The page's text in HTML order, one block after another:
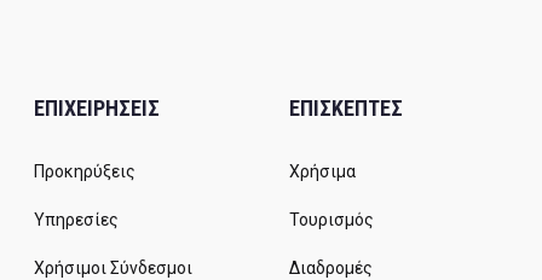
ΕΠΙΧΕΙΡΗΣΕΙΣ
Προκηρύξεις
Υπηρεσίες
Χρήσιμοι Σύνδεσμοι
ΕΠΙΣΚΕΠΤΕΣ
Χρήσιμα
Τουρισμός
Διαδρομές